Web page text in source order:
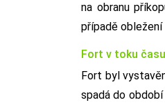
na obranu
případě
Fort v toku času
Fort byl
spadá do